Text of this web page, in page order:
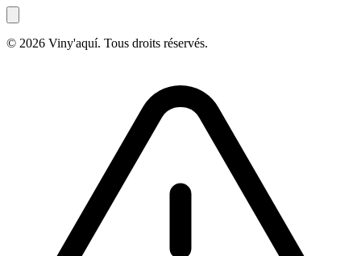
© 2026 Viny'aquí. Tous droits réservés.